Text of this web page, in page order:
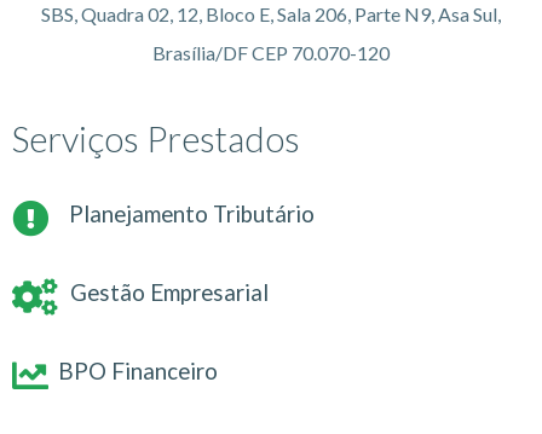
SBS, Quadra 02, 12, Bloco E, Sala 206, Parte N9, Asa Sul,
Brasília/DF CEP 70.070-120
Serviços Prestados
Planejamento Tributário
Gestão Empresarial
BPO Financeiro